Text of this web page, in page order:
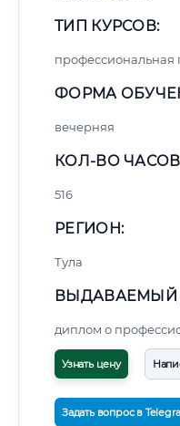
ТИП КУРСОВ:
профессиональная
ФОРМА
вечерняя
КОЛ-ВО
516
РЕГИОН:
Тула
ВЫДАВАЕМЫЙ
диплом о
Узнать цену
Задать вопрос в